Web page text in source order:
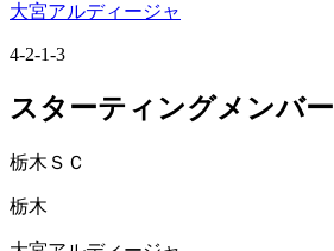
大宮アルディージャ
4-2-1-3
スターティングメンバー
栃木ＳＣ
栃木